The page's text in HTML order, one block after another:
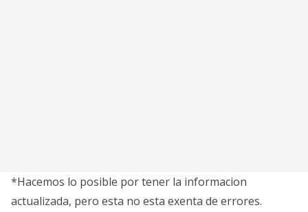
*Hacemos lo posible por tener la informacion
actualizada, pero esta no esta exenta de errores.